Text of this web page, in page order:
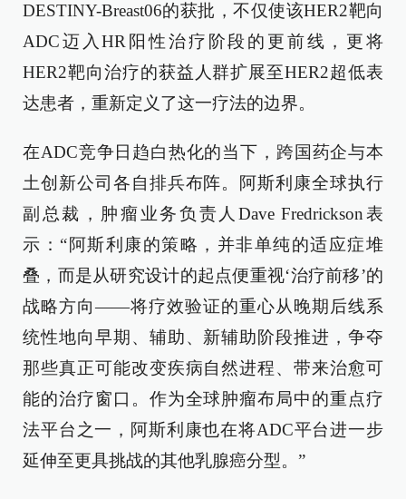
DESTINY-Breast06的获批，不仅使该HER2靶向
ADC迈入HR阳性治疗阶段的更前线，更将
HER2靶向治疗的获益人群扩展至HER2超低表
达患者，重新定义了这一疗法的边界。
在ADC竞争日趋白热化的当下，跨国药企与本
土创新公司各自排兵布阵。阿斯利康全球执行
副总裁，肿瘤业务负责人Dave Fredrickson表
示：“阿斯利康的策略，并非单纯的适应症堆
叠，而是从研究设计的起点便重视‘治疗前移’的
战略方向——将疗效验证的重心从晚期后线系
统性地向早期、辅助、新辅助阶段推进，争夺
那些真正可能改变疾病自然进程、带来治愈可
能的治疗窗口。作为全球肿瘤布局中的重点疗
法平台之一，阿斯利康也在将ADC平台进一步
延伸至更具挑战的其他乳腺癌分型。”